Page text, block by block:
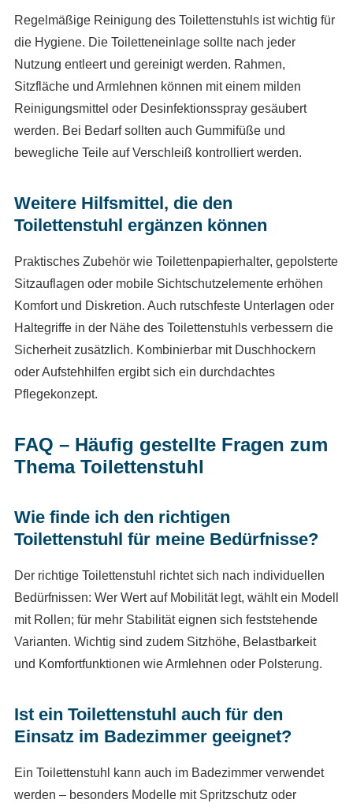
Regelmäßige Reinigung des Toilettenstuhls ist wichtig für
die Hygiene. Die Toiletteneinlage sollte nach jeder
Nutzung entleert und gereinigt werden. Rahmen,
Sitzfläche und Armlehnen können mit einem milden
Reinigungsmittel oder Desinfektionsspray gesäubert
werden. Bei Bedarf sollten auch Gummifüße und
bewegliche Teile auf Verschleiß kontrolliert werden.
Weitere Hilfsmittel, die den
Toilettenstuhl ergänzen können
Praktisches Zubehör wie Toilettenpapierhalter, gepolsterte
Sitzauflagen oder mobile Sichtschutzelemente erhöhen
Komfort und Diskretion. Auch rutschfeste Unterlagen oder
Haltegriffe in der Nähe des Toilettenstuhls verbessern die
Sicherheit zusätzlich. Kombinierbar mit Duschhockern
oder Aufstehhilfen ergibt sich ein durchdachtes
Pflegekonzept.
FAQ – Häufig gestellte Fragen zum
Thema Toilettenstuhl
Wie finde ich den richtigen
Toilettenstuhl für meine Bedürfnisse?
Der richtige Toilettenstuhl richtet sich nach individuellen
Bedürfnissen: Wer Wert auf Mobilität legt, wählt ein Modell
mit Rollen; für mehr Stabilität eignen sich feststehende
Varianten. Wichtig sind zudem Sitzhöhe, Belastbarkeit
und Komfortfunktionen wie Armlehnen oder Polsterung.
Ist ein Toilettenstuhl auch für den
Einsatz im Badezimmer geeignet?
Ein Toilettenstuhl kann auch im Badezimmer verwendet
werden – besonders Modelle mit Spritzschutz oder